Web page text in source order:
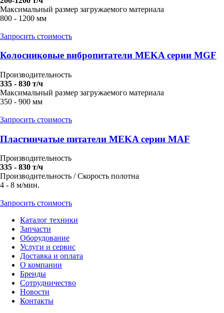
Максимальный размер загружаемого материала
800 - 1200 мм
Запросить стоимость
Колосниковые вибропитатели MEKA серии MGF
Производительность
335 - 830 т/ч
Максимальный размер загружаемого материала
350 - 900 мм
Запросить стоимость
Пластинчатые питатели MEKA серии MAF
Производительность
335 - 830 т/ч
Производительность / Скорость полотна
4 - 8 м/мин.
Запросить стоимость
Каталог техники
Запчасти
Оборудование
Услуги и сервис
Доставка и оплата
О компании
Бренды
Сотрудничество
Новости
Контакты